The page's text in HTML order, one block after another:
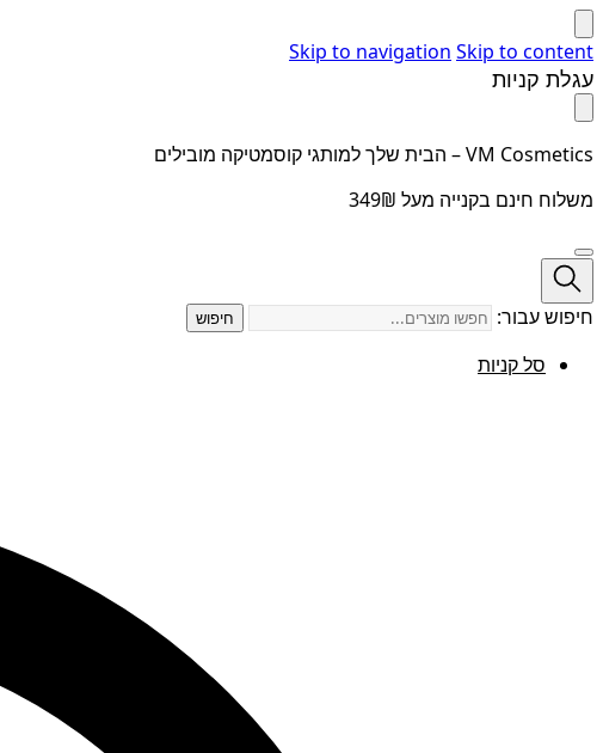
Skip to navigation Skip to content
עגלת קניות
VM Cosmetics – הבית שלך למותגי קוסמטיקה מובילים
משלוח חינם בקנייה מעל 349₪
חיפוש עבור: חיפוש
סל קניות